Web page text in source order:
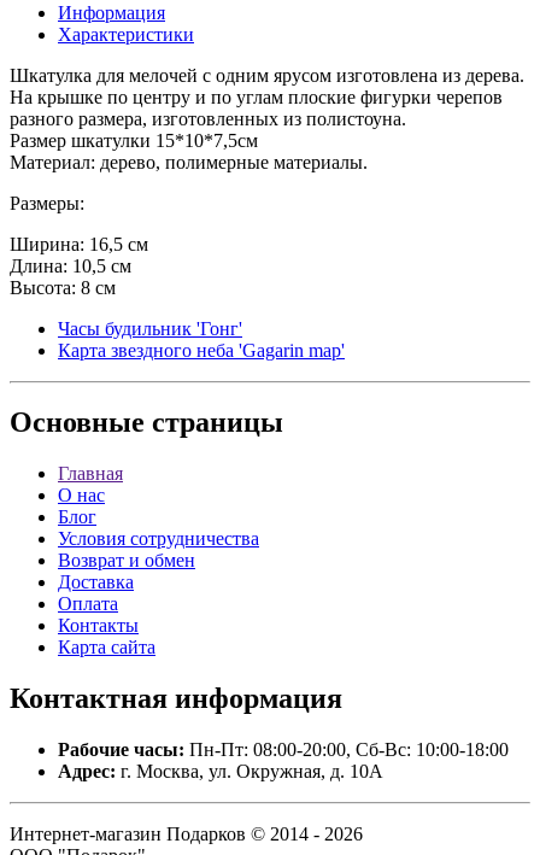
Информация
Характеристики
Шкатулка для мелочей с одним ярусом изготовлена из дерева.
На крышке по центру и по углам плоские фигурки черепов
разного размера, изготовленных из полистоуна.
Размер шкатулки 15*10*7,5см
Материал: дерево, полимерные материалы.
Размеры:
Ширина: 16,5 см
Длина: 10,5 см
Высота: 8 см
Часы будильник 'Гонг'
Карта звездного неба 'Gagarin map'
Основные страницы
Главная
О нас
Блог
Условия сотрудничества
Возврат и обмен
Доставка
Оплата
Контакты
Карта сайта
Контактная информация
Рабочие часы: Пн-Пт: 08:00-20:00, Сб-Вс: 10:00-18:00
Адрес: г. Москва, ул. Окружная, д. 10А
Интернет-магазин Подарков © 2014 - 2026